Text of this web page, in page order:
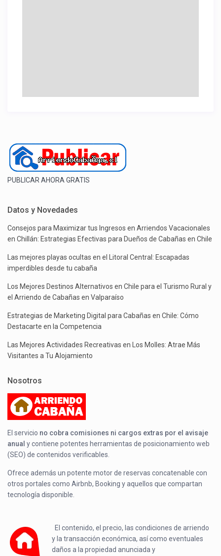
PUBLICAR AHORA GRATIS
Datos y Novedades
Consejos para Maximizar tus Ingresos en Arriendos Vacacionales
en Chillán: Estrategias Efectivas para Dueños de Cabañas en Chile
Las mejores playas ocultas en el Litoral Central: Escapadas
imperdibles desde tu cabaña
Los Mejores Destinos Alternativos en Chile para el Turismo Rural y
el Arriendo de Cabañas en Valparaíso
Estrategias de Marketing Digital para Cabañas en Chile: Cómo
Destacarte en la Competencia
Las Mejores Actividades Recreativas en Los Molles: Atrae Más
Visitantes a Tu Alojamiento
Nosotros
El servicio no cobra comisiones ni cargos extras por el avisaje
anual y contiene potentes herramientas de posicionamiento web
(SEO) de contenidos verificables.
Ofrece además un potente motor de reservas concatenable con
otros portales como Airbnb, Booking y aquellos que compartan
tecnología disponible.
El contenido, el precio, las condiciones de arriendo
y la transacción económica, así como eventuales
daños a la propiedad anunciada y